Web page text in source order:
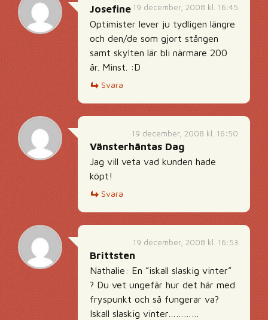
19 december, 2008 kl. 16:45
Josefine
Optimister lever ju tydligen längre
och den/de som gjort stången
samt skylten lär bli närmare 200
år. Minst. :D
Svara
19 december, 2008 kl. 16:50
Vänsterhäntas Dag
Jag vill veta vad kunden hade
köpt!
Svara
19 december, 2008 kl. 16:53
Brittsten
Nathalie: En ”iskall slaskig vinter”
? Du vet ungefär hur det här med
fryspunkt och så fungerar va?
Iskall slaskig vinter…………